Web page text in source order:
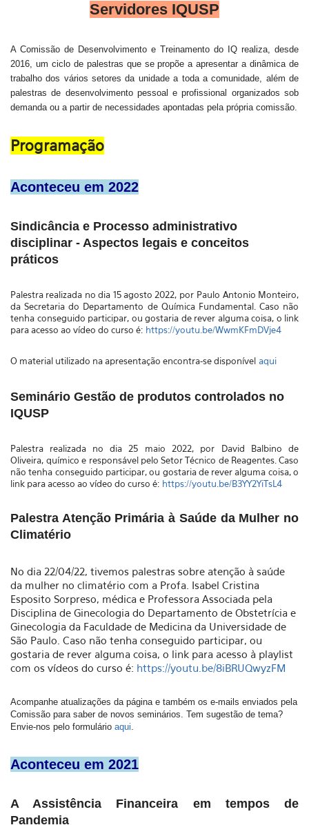
Servidores IQUSP
A Comissão de Desenvolvimento e Treinamento do IQ realiza, desde
2016, um ciclo de palestras que se propõe a apresentar a dinâmica de
trabalho dos vários setores da unidade a toda a comunidade, além de
palestras de desenvolvimento pessoal e profissional organizados sob
demanda ou a partir de necessidades apontadas pela própria comissão.
Programação
Aconteceu em 2022
Sindicância e Processo administrativo
disciplinar - Aspectos legais e conceitos
práticos
Palestra realizada no dia 15 agosto 2022, por Paulo Antonio Monteiro,
da Secretaria do Departamento de Química Fundamental. Caso não
tenha conseguido participar, ou gostaria de rever alguma coisa, o link
para acesso ao vídeo do curso é: https://youtu.be/WwmKFmDVje4
O material utilizado na apresentação encontra-se disponível aqui
Seminário Gestão de produtos controlados no
IQUSP
Palestra realizada no dia 25 maio 2022, por David Balbino de
Oliveira, químico e responsável pelo Setor Técnico de Reagentes. Caso
não tenha conseguido participar, ou gostaria de rever alguma coisa, o
link para acesso ao vídeo do curso é: https://youtu.be/B3YY2YiTsL4
Palestra Atenção Primária à Saúde da Mulher no
Climatério
No dia 22/04/22, tivemos palestras sobre atenção à saúde
da mulher no climatério com a Profa. Isabel Cristina
Esposito Sorpreso, médica e Professora Associada pela
Disciplina de Ginecologia do Departamento de Obstetrícia e
Ginecologia da Faculdade de Medicina da Universidade de
São Paulo. Caso não tenha conseguido participar, ou
gostaria de rever alguma coisa, o link para acesso à playlist
com os vídeos do curso é: https://youtu.be/8iBRUQwyzFM
Acompanhe atualizações da página e também os e-mails enviados pela
Comissão para saber de novos seminários. Tem sugestão de tema?
Envie-nos pelo formulário aqui
Aconteceu em 2021
A Assistência Financeira em tempos de
Pandemia